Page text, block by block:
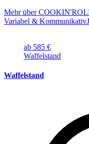
Mehr über
Variabel & Kommunikativ
ab 585 €
Waffelstand
Waffelstand